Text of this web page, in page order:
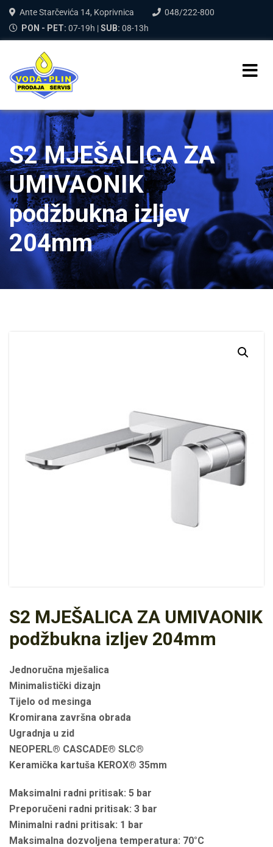
Ante Starčevića 14, Koprivnica
048/222-800
PON - PET: 07-19h |SUB: 08-13h
S2 MJEŠALICA ZA
UMIVAONIK
podžbukna izljev
204mm
S2 MJEŠALICA ZA UMIVAONIK
podžbukna izljev 204mm
Jednoručna mješalica
Minimalistički dizajn
Tijelo od mesinga
Kromirana završna obrada
Ugradnja u zid
NEOPERL® CASCADE® SLC®
Keramička kartuša KEROX® 35mm
Maksimalni radni pritisak: 5 bar
Preporučeni radni pritisak: 3 bar
Minimalni radni pritisak: 1 bar
Maksimalna dozvoljena temperatura: 70°C